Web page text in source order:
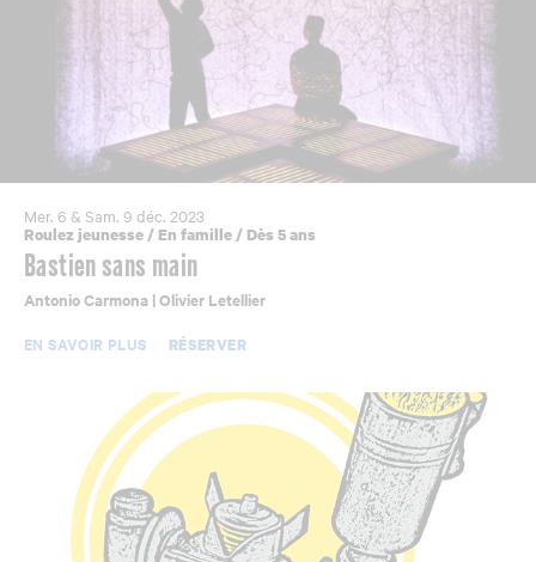
Mer. 6 & Sam. 9 déc. 2023
Roulez jeunesse/ En famille/ Dès 5 ans
Bastien sans main
Antonio Carmona | Olivier Letellier
EN SAVOIR PLUS
RÉSERVER